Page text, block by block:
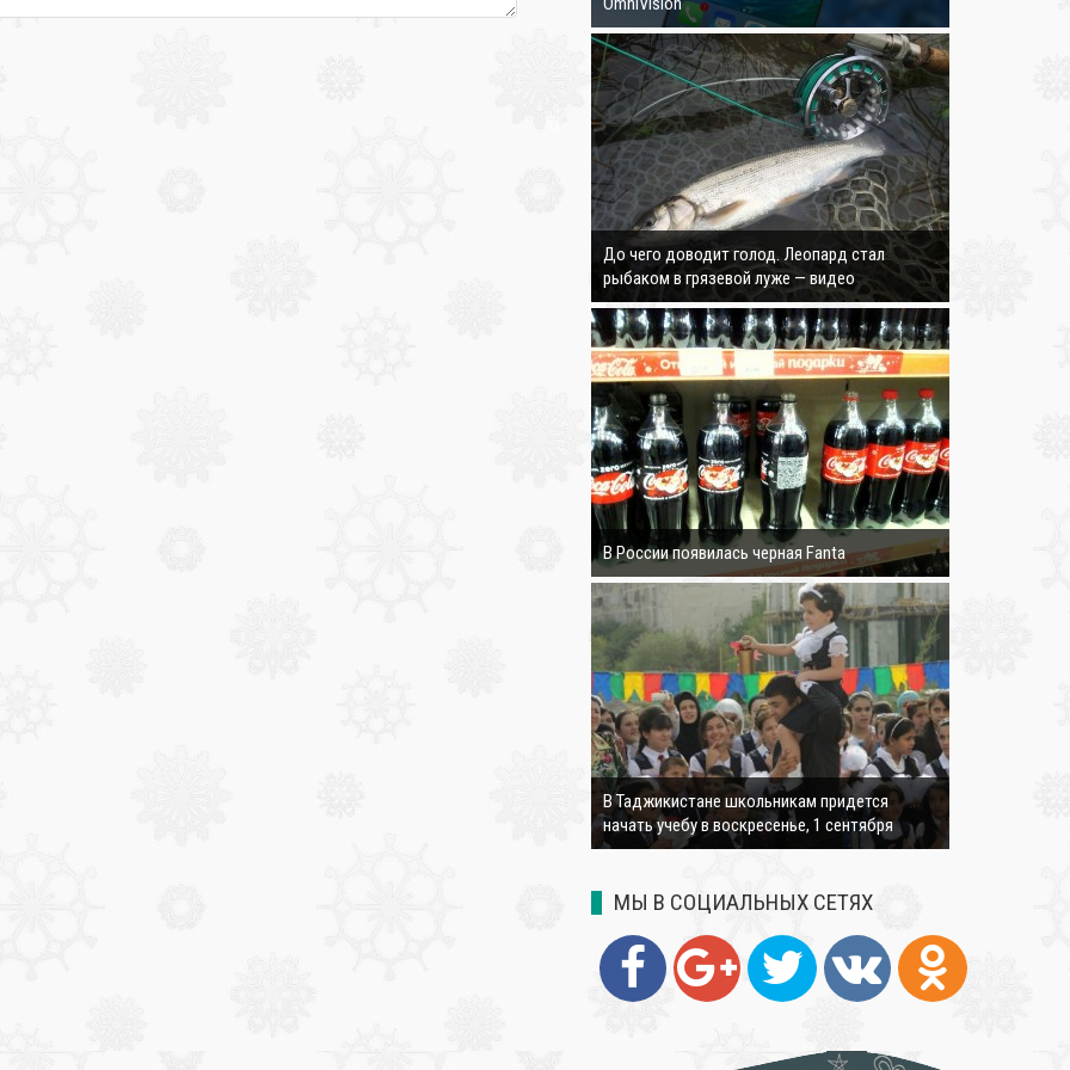
4324
До чего доводит голод. Леопард стал
рыбаком в грязевой луже — видео
3615
В России появилась черная Fanta
4264
В Таджикистане школьникам придется
начать учебу в воскресенье, 1 сентября
МЫ В СОЦИАЛЬНЫХ СЕТЯХ